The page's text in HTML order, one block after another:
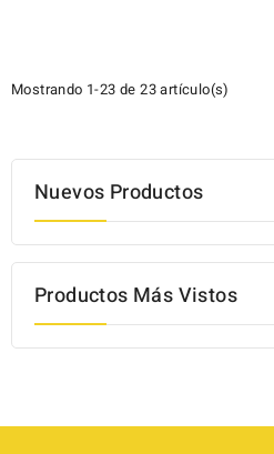
Mostrando 1-23 de 23 artículo(s)
Nuevos Productos
Productos Más Vistos